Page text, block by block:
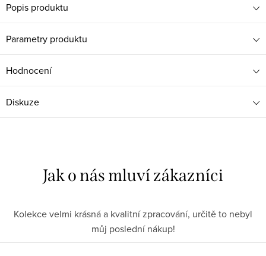
Popis produktu
Parametry produktu
Hodnocení
Diskuze
Kolekce velmi krásná a kvalitní zpracování, určitě to nebyl
můj poslední nákup!